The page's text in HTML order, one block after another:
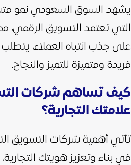
يشهد السوق السعودي نمو
التي تعتمد التسويق الرقمي،
على جذب انتباه العملاء، يتطلب
فريدة ومتميزة للتميز والنجاح.
كيف تساهم شركات
علامتك التجارية؟
تأتي أهمية شركات التسويق
في بناء وتعزيز هويتك